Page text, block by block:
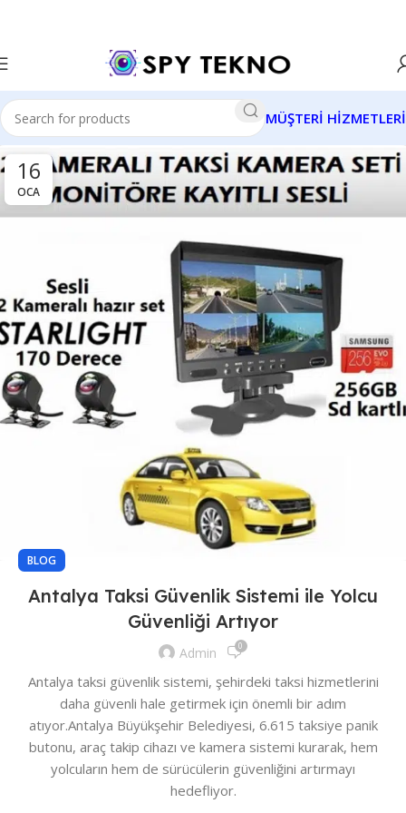
MÜŞTERİ HİZMETLERİ
16
OCA
BLOG
Antalya Taksi Güvenlik Sistemi ile Yolcu
Güvenliği Artıyor
Admin 0
Antalya taksi güvenlik sistemi, şehirdeki taksi hizmetlerini
daha güvenli hale getirmek için önemli bir adım
atıyor.Antalya Büyükşehir Belediyesi, 6.615 taksiye panik
butonu, araç takip cihazı ve kamera sistemi kurarak, hem
yolcuların hem de sürücülerin güvenliğini artırmayı
hedefliyor.